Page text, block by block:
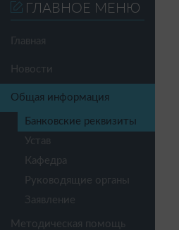
ГЛАВНОЕ МЕНЮ
Главная
Новости
Общая информация
Банковские реквизиты
Устав
Кафедра
Руководящие органы
Заявление
Методическая помощь